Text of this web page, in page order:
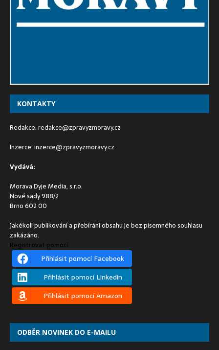
KONTAKTY
Redakce:redakce@zpravyzmoravy.cz
Inzerce:inzerce@zpravyzmoravy.cz
Vydává:
Morava Dyje Media, s.r.o.
Nové sady 988/2
Brno 602 00
Jakékoli publikování a přebírání obsahu je bez písemného souhlasu
zakázáno.
Registrovat pomocí
Přihlásit pomocí Facebook
Přihlásit pomocí Linkedin
Přihlásit pomocí Amazon
ODBĚR NOVINEK DO E-MAILU